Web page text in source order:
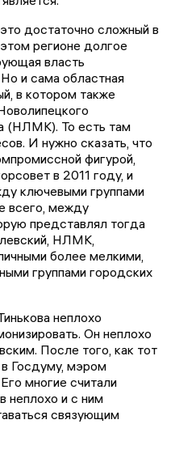
достаточно сложный в
регионе долгое
власть
и сама областная
в котором также
(НЛМК). То есть там
И нужно сказать, что
фигурой,
в 2011 году, и
ключевыми группами
всего, между
представлял тогда
НЛМК,
более мелкими,
группами городских
неплохо
Он неплохо
После того, как тот
в Госдуму, мэром
многие считали
неплохо и с ним
связующим